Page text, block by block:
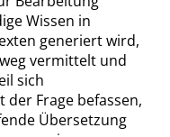
Wissen in
generiert wird,
vermittelt und
sich
Frage befassen,
Übersetzung